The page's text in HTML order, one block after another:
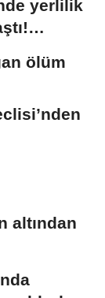
yerlilik
ölüm
altından